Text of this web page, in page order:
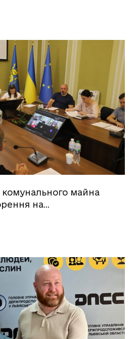
комунального майна
на…